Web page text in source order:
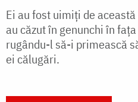
Ei au fost uimiţi de
au căzut în genunchi în
rugându-l să-i primească
ei călugări.